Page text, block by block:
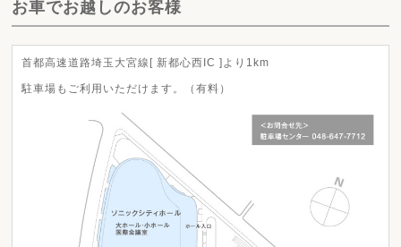
お車でお越しのお客様
首都高速道路埼玉大宮線[ 新都心西IC ]より1km
駐車場もご利用いただけます。（有料）